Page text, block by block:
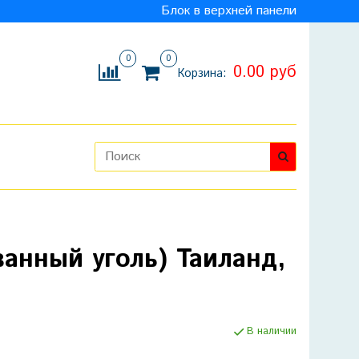
Блок в верхней панели
0 0
Корзина: 0.00 руб
уголь) Таиланд,
В наличии